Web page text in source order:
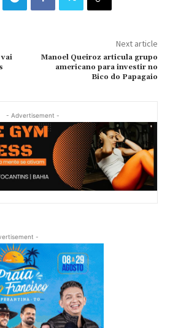
vai
Next article
Manoel Queiroz articula grupo
americano para investir no
Bico do Papagaio
- Advertisement -
-